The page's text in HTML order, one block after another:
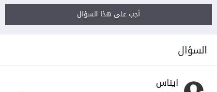
أجب على هذا السؤال
السؤال
ايناس